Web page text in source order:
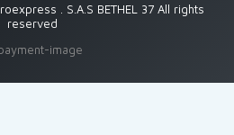
. S.A.S BETHEL 37 All rights
reserved